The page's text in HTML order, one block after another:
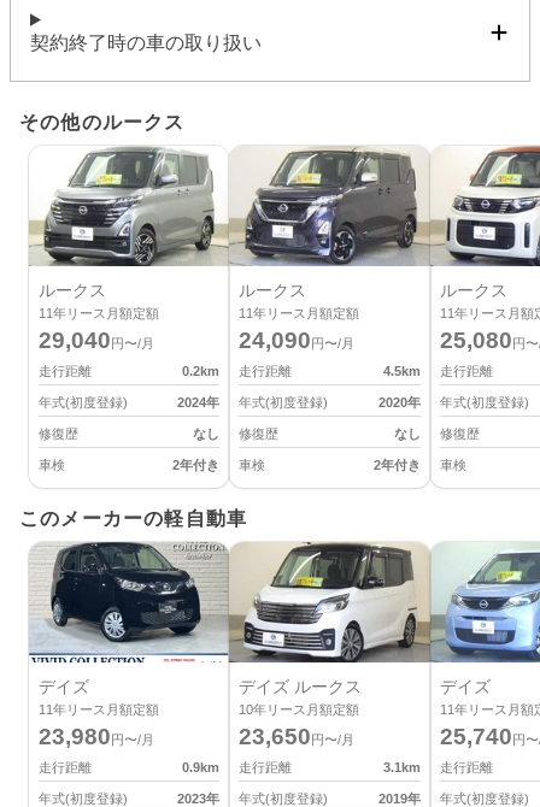
契約終了時の車の取り扱い
その他のルークス
ルークス
11年リース月額定額
29,040円〜/月
走行距離
0.2km
年式(初度登録) 2024年
修復歴 なし
車検 2年付き
ルークス
11年リース月額定額
24,090円〜/月
走行距離
4.5km
年式(初度登録) 2020年
修復歴 なし
車検 2年付き
ルークス
11年リース月額
25,080円
走行距離
年式(初度登録)
修復歴
車検
このメーカーの軽自動車
デイズ
11年リース月額定額
23,980円〜/月
走行距離
0.9km
年式(初度登録) 2023年
デイズ ルークス
10年リース月額定額
23,650円〜/月
走行距離
3.1km
年式(初度登録) 2019年
デイズ
11年リース月額
25,740円
走行距離
年式(初度登録)